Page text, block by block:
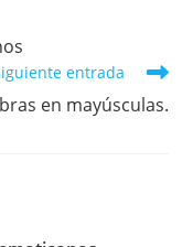
entrada
en mayúsculas.